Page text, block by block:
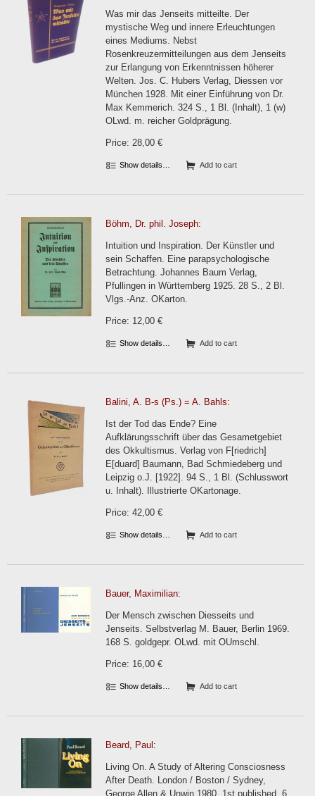
Was mir das Jenseits mitteilte. Der
mystische Weg und innere Erleuchtungen
eines Mediums. Nebst
Rosenkreuzermitteilungen aus dem Jenseits
zur Erlangung von Erkenntnissen höherer
Welten. Jos. C. Hubers Verlag, Diessen vor
München 1928. Mit einer Einführung von Dr.
Max Kemmerich. 324 S., 1 Bl. (Inhalt), 1 (w)
OLwd. m. reicher Goldprägung.
Price: 28,00 €
Show details… Add to cart
Böhm, Dr. phil. Joseph:
Intuition und Inspiration. Der Künstler und
sein Schaffen. Eine parapsychologische
Betrachtung. Johannes Baum Verlag,
Pfullingen in Württemberg 1925. 28 S., 2 Bl.
Vlgs.-Anz. OKarton.
Price: 12,00 €
Show details… Add to cart
Balini, A. B-s (Ps.) = A. Bahls:
Ist der Tod das Ende? Eine
Aufklärungsschrift über das Gesametgebiet
des Okkultismus. Verlag von F[riedrich]
E[duard] Baumann, Bad Schmiedeberg und
Leipzig o.J. [1922]. 94 S., 1 Bl. (Schlusswort
u. Inhalt). Illustrierte OKartonage.
Price: 42,00 €
Show details… Add to cart
Bauer, Maximilian:
Der Mensch zwischen Diesseits und
Jenseits. Selbstverlag M. Bauer, Berlin 1969.
168 S. goldgepr. OLwd. mit OUmschl.
Price: 16,00 €
Show details… Add to cart
Beard, Paul:
Living On. A Study of Altering Consciosness
After Death. London / Boston / Sydney,
George Allen & Unwin 1980. 1st published. 6